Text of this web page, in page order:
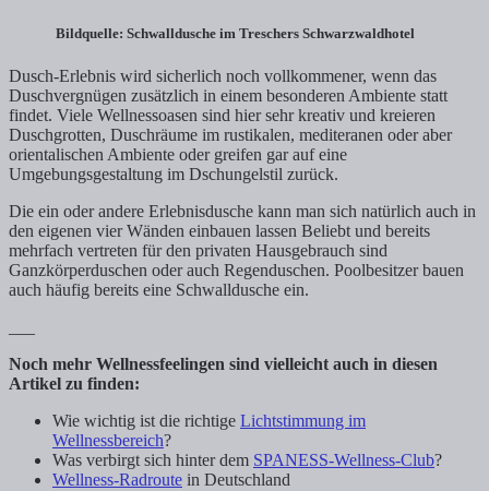
Bildquelle: Schwalldusche im Treschers Schwarzwaldhotel
Dusch-Erlebnis wird sicherlich noch vollkommener, wenn das
Duschvergnügen zusätzlich in einem besonderen Ambiente statt
findet. Viele Wellnessoasen sind hier sehr kreativ und kreieren
Duschgrotten, Duschräume im rustikalen, mediteranen oder aber
orientalischen Ambiente oder greifen gar auf eine
Umgebungsgestaltung im Dschungelstil zurück.
Die ein oder andere Erlebnisdusche kann man sich natürlich auch in
den eigenen vier Wänden einbauen lassen Beliebt und bereits
mehrfach vertreten für den privaten Hausgebrauch sind
Ganzkörperduschen oder auch Regenduschen. Poolbesitzer bauen
auch häufig bereits eine Schwalldusche ein.
Noch mehr Wellnessfeelingen sind vielleicht auch in diesen
Artikel zu finden:
Wie wichtig ist die richtige Lichtstimmung im
Wellnessbereich?
Was verbirgt sich hinter dem SPANESS-Wellness-Club?
Wellness-Radroute in Deutschland